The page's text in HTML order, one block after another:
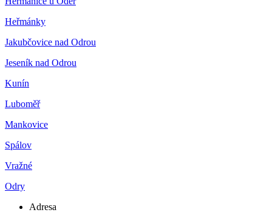
Heřmánky
Jakubčovice nad Odrou
Jeseník nad Odrou
Kunín
Luboměř
Mankovice
Spálov
Vražné
Odry
Adresa